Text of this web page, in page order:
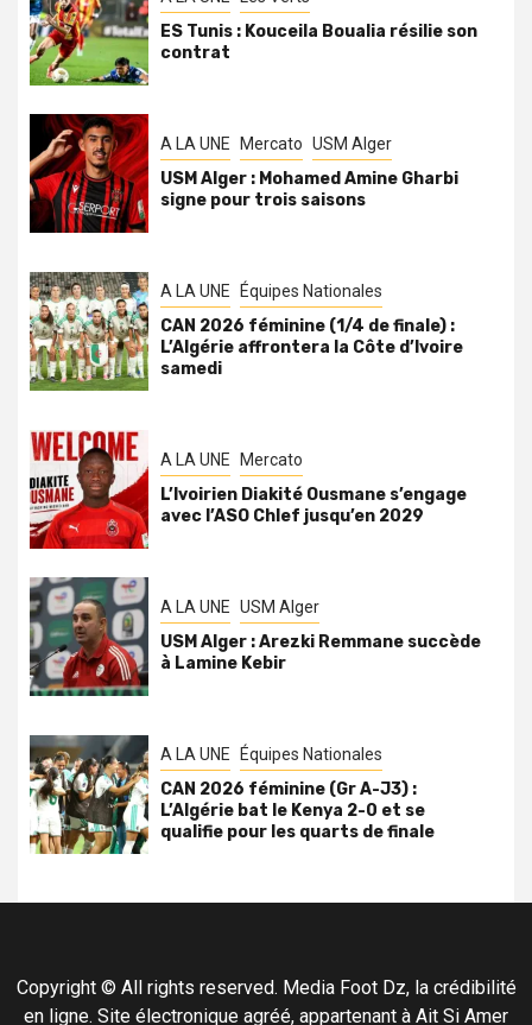
ES Tunis : Kouceila Boualia résilie son
contrat
A LA UNE Mercato USM Alger
USM Alger : Mohamed Amine Gharbi
signe pour trois saisons
A LA UNE Équipes Nationales
CAN 2026 féminine (1/4 de finale) :
L’Algérie affrontera la Côte d’Ivoire
samedi
A LA UNE Mercato
L’Ivoirien Diakité Ousmane s’engage
avec l’ASO Chlef jusqu’en 2029
A LA UNE USM Alger
USM Alger : Arezki Remmane succède
à Lamine Kebir
A LA UNE Équipes Nationales
CAN 2026 féminine (Gr A-J3) :
L’Algérie bat le Kenya 2-0 et se
qualifie pour les quarts de finale
Copyright © All rights reserved. Media Foot Dz, la crédibilité
en ligne. Site électronique agréé, appartenant à Ait Si Amer